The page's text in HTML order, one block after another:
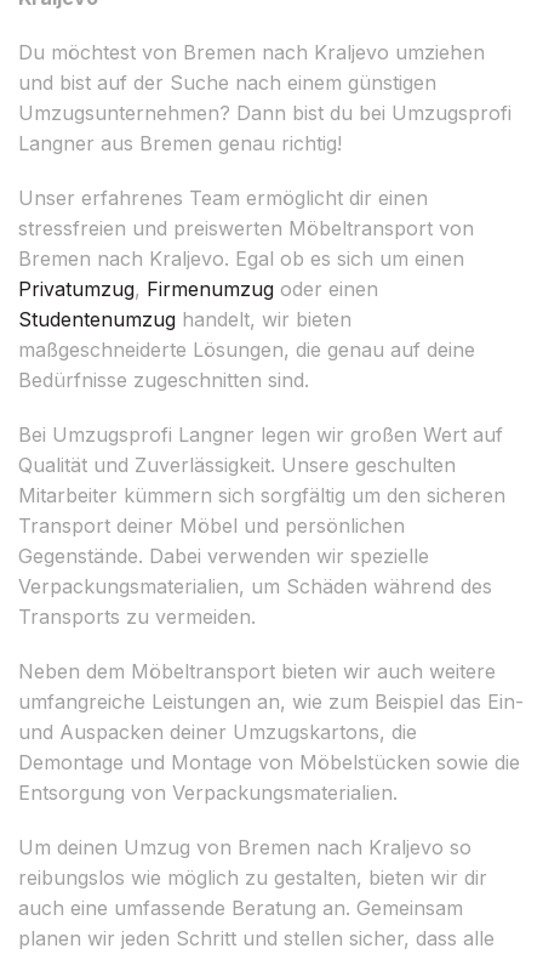
Du möchtest von Bremen nach Kraljevo umziehen
und bist auf der Suche nach einem günstigen
Umzugsunternehmen? Dann bist du bei Umzugsprofi
Langner aus Bremen genau richtig!
Unser erfahrenes Team ermöglicht dir einen
stressfreien und preiswerten Möbeltransport von
Bremen nach Kraljevo. Egal ob es sich um einen
Privatumzug, Firmenumzug oder einen
Studentenumzug handelt, wir bieten
maßgeschneiderte Lösungen, die genau auf deine
Bedürfnisse zugeschnitten sind.
Bei Umzugsprofi Langner legen wir großen Wert auf
Qualität und Zuverlässigkeit. Unsere geschulten
Mitarbeiter kümmern sich sorgfältig um den sicheren
Transport deiner Möbel und persönlichen
Gegenstände. Dabei verwenden wir spezielle
Verpackungsmaterialien, um Schäden während des
Transports zu vermeiden.
Neben dem Möbeltransport bieten wir auch weitere
umfangreiche Leistungen an, wie zum Beispiel das Ein-
und Auspacken deiner Umzugskartons, die
Demontage und Montage von Möbelstücken sowie die
Entsorgung von Verpackungsmaterialien.
Um deinen Umzug von Bremen nach Kraljevo so
reibungslos wie möglich zu gestalten, bieten wir dir
auch eine umfassende Beratung an. Gemeinsam
planen wir jeden Schritt und stellen sicher, dass alle